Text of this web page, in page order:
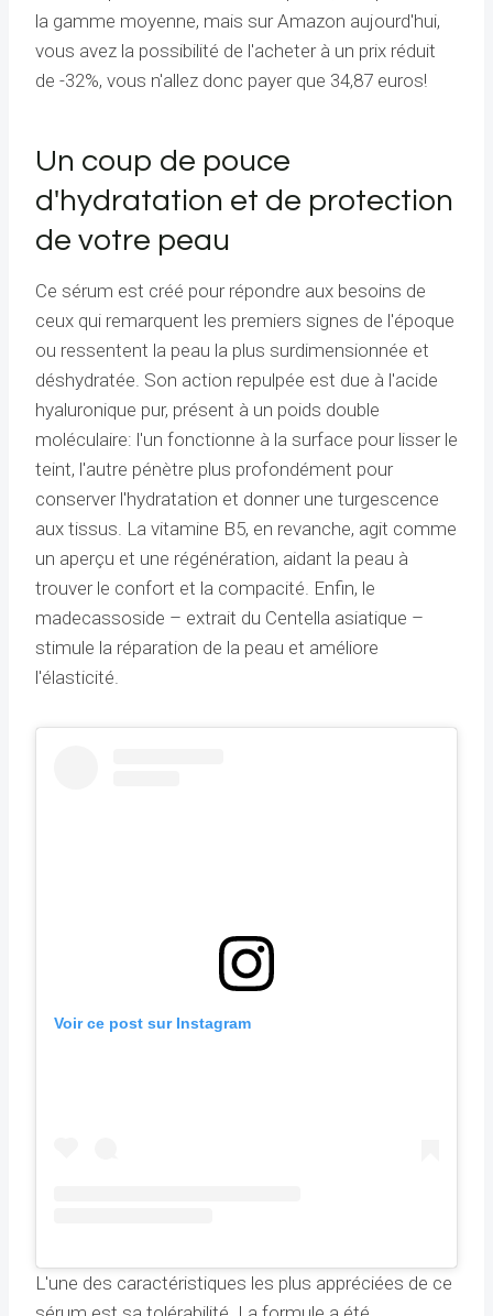
la gamme moyenne, mais sur Amazon aujourd'hui,
vous avez la possibilité de l'acheter à un prix réduit
de -32%, vous n'allez donc payer que 34,87 euros!
Un coup de pouce
d'hydratation et de protection
de votre peau
Ce sérum est créé pour répondre aux besoins de
ceux qui remarquent les premiers signes de l'époque
ou ressentent la peau la plus surdimensionnée et
déshydratée. Son action repulpée est due à l'acide
hyaluronique pur, présent à un poids double
moléculaire: l'un fonctionne à la surface pour lisser le
teint, l'autre pénètre plus profondément pour
conserver l'hydratation et donner une turgescence
aux tissus. La vitamine B5, en revanche, agit comme
un aperçu et une régénération, aidant la peau à
trouver le confort et la compacité. Enfin, le
madecassoside – extrait du Centella asiatique –
stimule la réparation de la peau et améliore
l'élasticité.
Voir ce post sur Instagram
L'une des caractéristiques les plus appréciées de ce